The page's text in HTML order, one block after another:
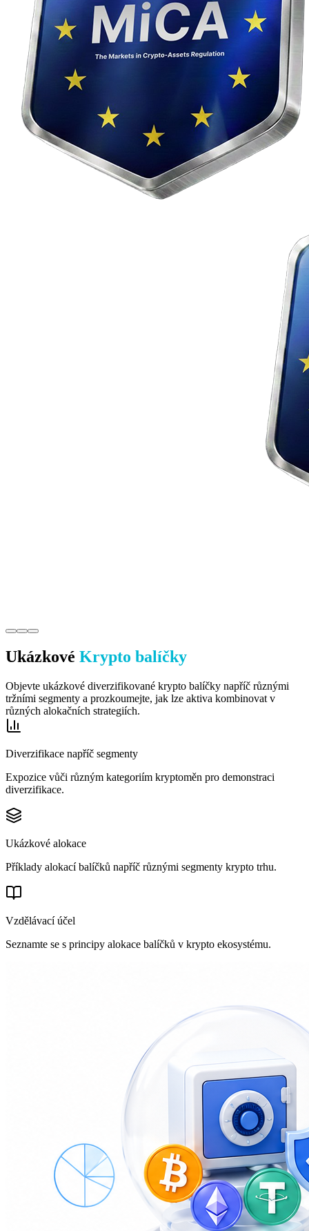
Ukázkové Krypto balíčky
Objevte ukázkové diverzifikované krypto balíčky napříč různými
tržními segmenty a prozkoumejte, jak lze aktiva kombinovat v
různých alokačních strategiích.
Diverzifikace napříč segmenty
Expozice vůči různým kategoriím kryptoměn pro demonstraci
diverzifikace.
Ukázkové alokace
Příklady alokací balíčků napříč různými segmenty krypto trhu.
Vzdělávací účel
Seznamte se s principy alokace balíčků v krypto ekosystému.